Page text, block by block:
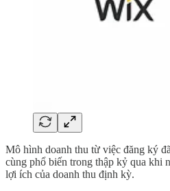
Mô hình doanh thu từ việc đăng ký
cùng phổ biến trong thập kỷ qua khi
lợi ích của doanh thu định kỳ.